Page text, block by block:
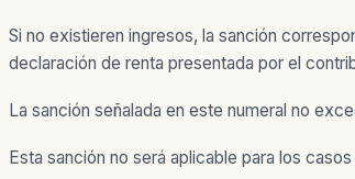
Si no existieren ingresos, la sanción
declaración de renta presentada por el
La sanción señalada en este numeral no
Esta sanción no será aplicable para los